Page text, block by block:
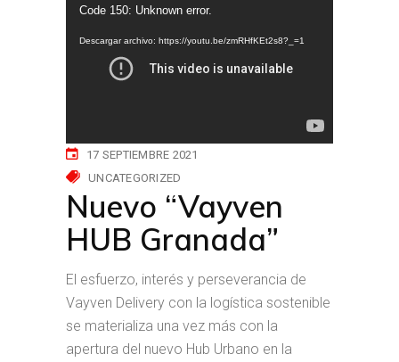
vídeo
Code 150: Unknown error.
Descargar archivo: https://youtu.be/zmRHfKEt2s8?_=1
17 SEPTIEMBRE 2021
UNCATEGORIZED
Nuevo “Vayven
HUB Granada”
El esfuerzo, interés y perseverancia de
Vayven Delivery con la logística sostenible
se materializa una vez más con la
apertura del nuevo Hub Urbano en la